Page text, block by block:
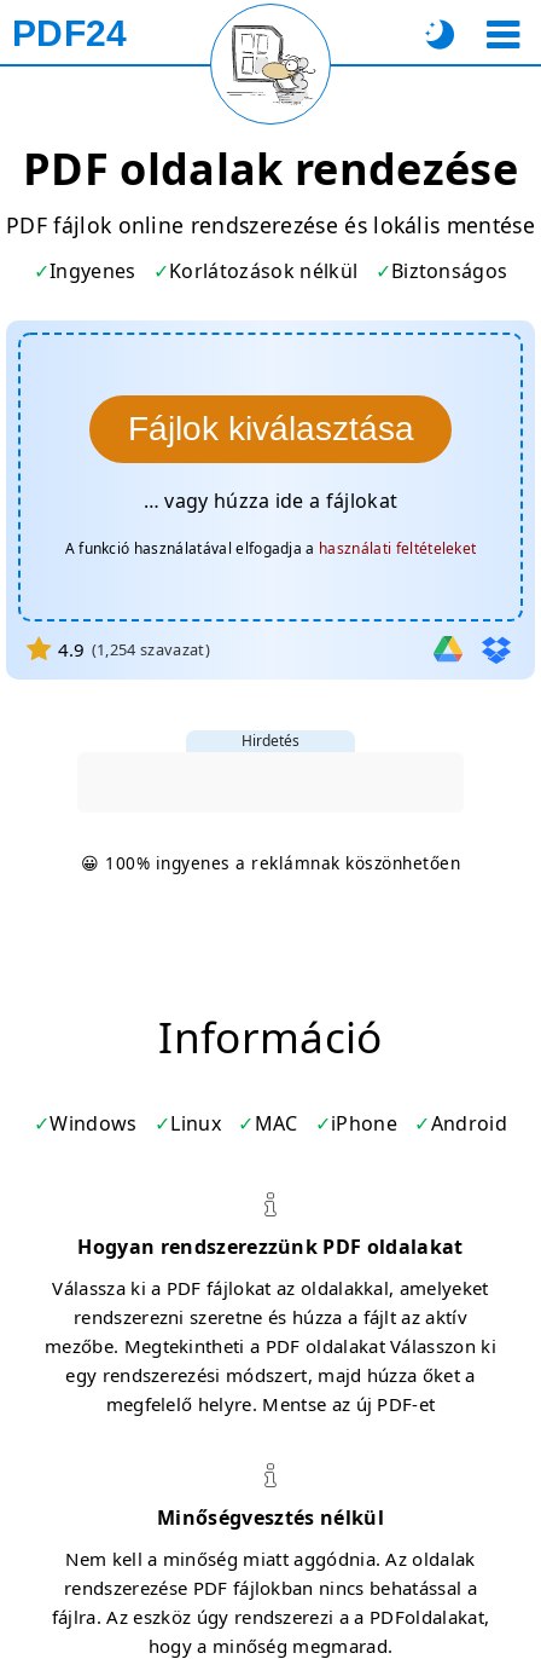
PDF24
PDF oldalak rendezése
PDF fájlok online rendszerezése és lokális mentése
Ingyenes Korlátozások nélkül Biztonságos
Fájlok kiválasztása
… vagy húzza ide a fájlokat
A funkció használatával elfogadja a használati feltételeket
4.9 (1,254 szavazat)
Hirdetés
😀 100% ingyenes a reklámnak köszönhetően
Információ
Windows Linux MAC iPhone Android
Hogyan rendszerezzünk PDF oldalakat
Válassza ki a PDF fájlokat az oldalakkal, amelyeket
rendszerezni szeretne és húzza a fájlt az aktív
mezőbe. Megtekintheti a PDF oldalakat Válasszon ki
egy rendszerezési módszert, majd húzza őket a
megfelelő helyre. Mentse az új PDF-et
Minőségvesztés nélkül
Nem kell a minőség miatt aggódnia. Az oldalak
rendszerezése PDF fájlokban nincs behatással a
fájlra. Az eszköz úgy rendszerezi a a PDFoldalakat,
hogy a minőség megmarad.